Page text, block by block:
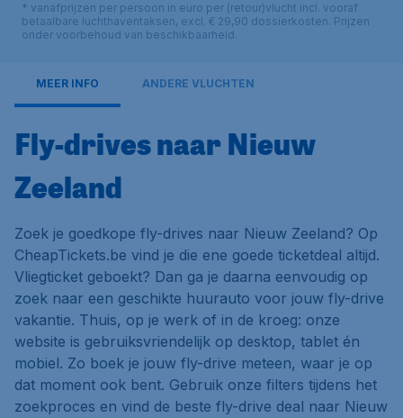
* vanafprijzen per persoon in euro per (retour)vlucht incl. vooraf
betaalbare luchthaventaksen, excl. € 29,90 dossierkosten. Prijzen
onder voorbehoud van beschikbaarheid.
MEER INFO ANDERE VLUCHTEN
Fly-drives naar Nieuw
Zeeland
Zoek je goedkope fly-drives naar Nieuw Zeeland? Op
CheapTickets.be vind je die ene goede ticketdeal altijd.
Vliegticket geboekt? Dan ga je daarna eenvoudig op
zoek naar een geschikte huurauto voor jouw fly-drive
vakantie. Thuis, op je werk of in de kroeg: onze
website is gebruiksvriendelijk op desktop, tablet én
mobiel. Zo boek je jouw fly-drive meteen, waar je op
dat moment ook bent. Gebruik onze filters tijdens het
zoekproces en vind de beste fly-drive deal naar Nieuw